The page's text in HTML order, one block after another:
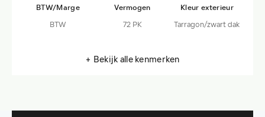
BTW/Marge
BTW
Vermogen
72 PK
Kleur exterieur
Tarragon/zwart dak
+ Bekijk alle kenmerken